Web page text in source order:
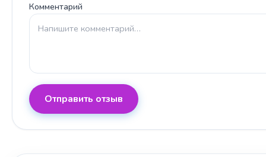
Комментарий
Отправить отзыв